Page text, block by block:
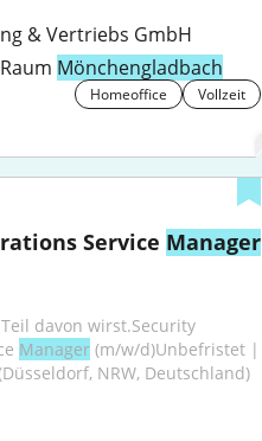
& Vertriebs GmbH
Mönchengladbach
Homeoffice Vollzeit
Service Manager
davon wirst.Security
Manager (m/w/d)Unbefristet |
NRW, Deutschland)